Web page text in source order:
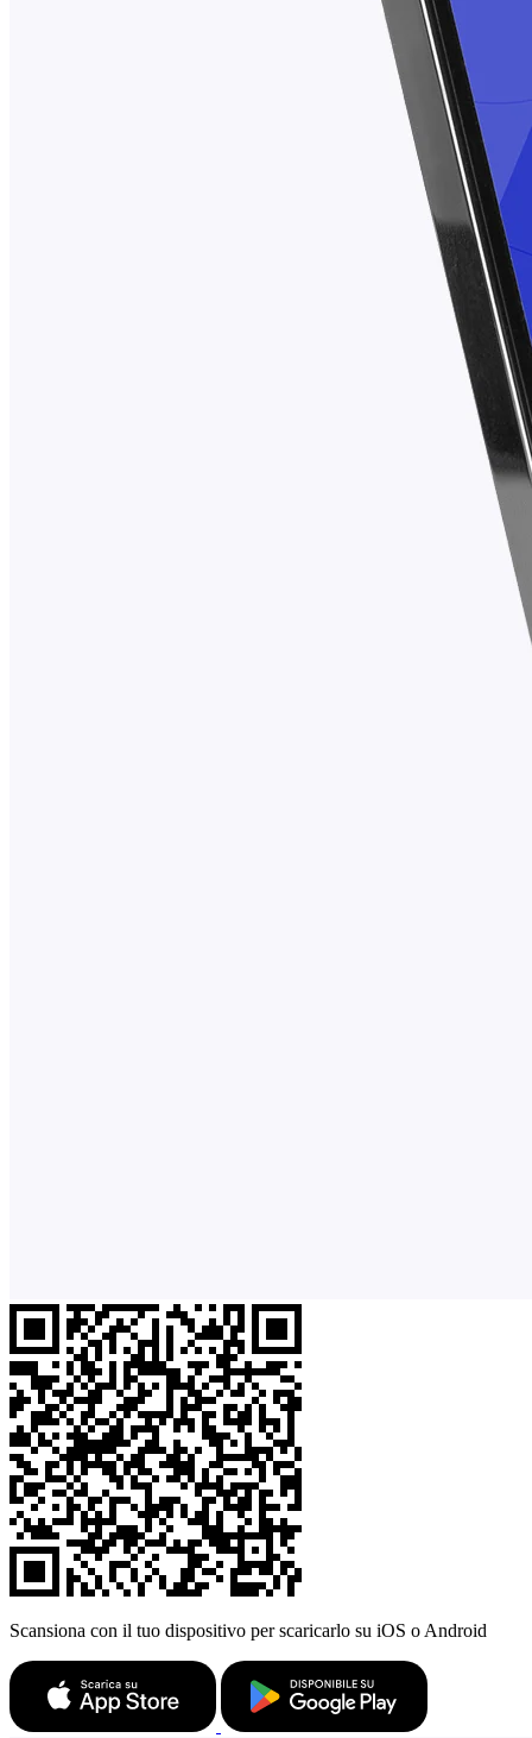
Scansiona con il tuo dispositivo per scaricarlo su iOS o Android